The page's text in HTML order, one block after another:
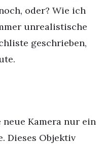
oder? Wie ich
unrealistische
geschrieben,
Kamera nur ein
Dieses Objektiv